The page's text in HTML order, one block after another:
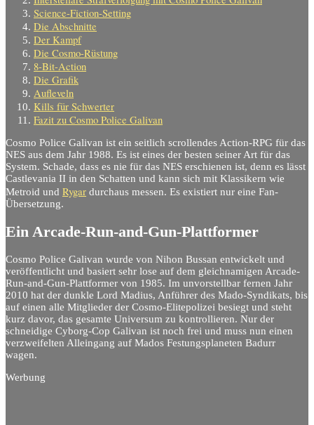
Science-Fiction-Setting
Die Abschnitte
Der Kampf
Die Cosmo-Rüstung
8-Bit-Action
Die Grafik
Aufleveln
Kills für Schwerter
Fazit zu Cosmo Police Galivan
Cosmo Police Galivan ist ein seitlich scrollendes Action-RPG für das
NES aus dem Jahr 1988. Es ist eines der besten seiner Art für das
System. Schade, dass es nie für das NES erschienen ist, denn es lässt
Castlevania II in den Schatten und kann sich mit Klassikern wie
Metroid und Rygar durchaus messen. Es existiert nur eine Fan-
Übersetzung.
Ein Arcade-Run-and-Gun-Plattformer
Cosmo Police Galivan wurde von Nihon Bussan entwickelt und
veröffentlicht und basiert sehr lose auf dem gleichnamigen Arcade-
Run-and-Gun-Plattformer von 1985. Im unvorstellbar fernen Jahr
2010 hat der dunkle Lord Madius, Anführer des Mado-Syndikats, bis
auf einen alle Mitglieder der Cosmo-Elitepolizei besiegt und steht
kurz davor, das gesamte Universum zu kontrollieren. Nur der
schneidige Cyborg-Cop Galivan ist noch frei und muss nun einen
verzweifelten Alleingang auf Mados Festungsplaneten Badurr
wagen.
Werbung